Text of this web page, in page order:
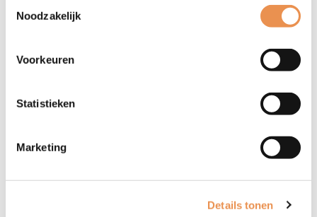
Noodzakelijk
Voorkeuren
Statistieken
Marketing
Details tonen
Werkagenda
projecten:
Eén toegang (start lokaal in Barneveld)
Inwonersreis dementie
Wij zijn zelf het medicijn